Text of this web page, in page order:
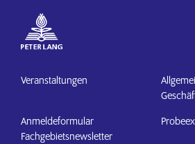
Veranstaltungen
Anmeldeformular
Fachgebietsnewsletter